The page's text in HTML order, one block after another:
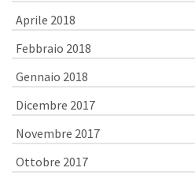
Aprile 2018
Febbraio 2018
Gennaio 2018
Dicembre 2017
Novembre 2017
Ottobre 2017